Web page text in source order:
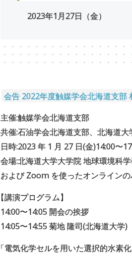
2023年1月27日（金）
会告 2022年度触媒学会北海道支部
主催:触媒学会北海道支部
共催:石油学会北海道支部、北海道
日時:2023 年 1 月 27 日(金)14:00〜
会場:北海道大学大学院 地球環境科
および Zoom を使ったオンライン
【講演プログラム】
14:00〜14:05 開会の挨拶
14:05〜14:55 菊地 隆司(北海道大学)
「電気化学セルを用いた選択的水素